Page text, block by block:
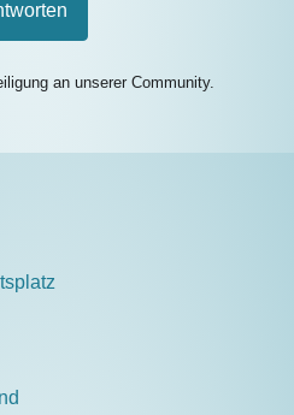
an unserer Community.